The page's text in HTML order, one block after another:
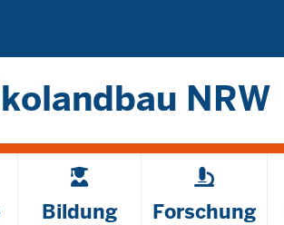
NRW
Bildung Forschung